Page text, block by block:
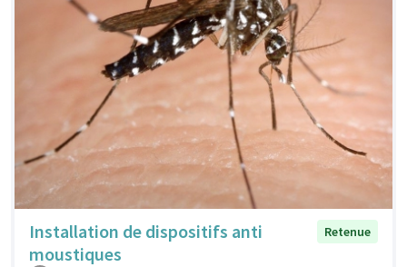
Installation de dispositifs anti
moustiques
Retenue